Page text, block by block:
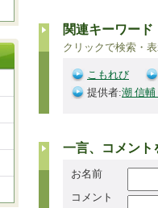
関連キーワード
クリックで検索・
こもれび
提供者:潮 信
一言、コメント
お名前
コメント